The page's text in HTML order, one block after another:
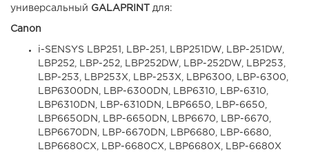
универсальный GALAPRINT для:
Canon
i-SENSYS LBP251, LBP-251, LBP251DW, LBP-251DW,
LBP252, LBP-252, LBP252DW, LBP-252DW, LBP253,
LBP-253, LBP253X, LBP-253X, LBP6300, LBP-6300,
LBP6300DN, LBP-6300DN, LBP6310, LBP-6310,
LBP6310DN, LBP-6310DN, LBP6650, LBP-6650,
LBP6650DN, LBP-6650DN, LBP6670, LBP-6670,
LBP6670DN, LBP-6670DN, LBP6680, LBP-6680,
LBP6680CX, LBP-6680CX, LBP6680X, LBP-6680X